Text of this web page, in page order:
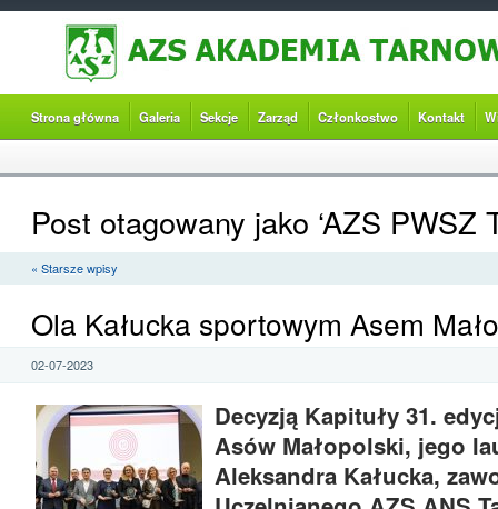
Strona główna Galeria Sekcje Zarząd Członkostwo Kontakt
Post otagowany jako ‘AZS PWSZ
« Starsze wpisy
Ola Kałucka sportowym Asem
02-07-2023
Decyzją Kapituły 31.
Asów Małopolski, jego
Aleksandra Kałucka,